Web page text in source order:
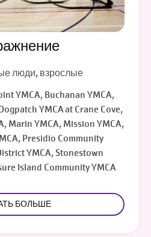
люди, взрослые
YMCA, Buchanan YMCA,
YMCA at Crane Cove,
Marin YMCA, Mission YMCA,
Presidio Community
YMCA, Stonestown
Island Community YMCA
БОЛЬШЕ